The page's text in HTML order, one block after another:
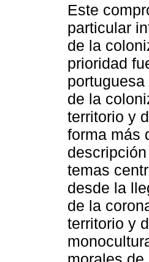
Este
particular
de la
prioridad
de la
territorio y
forma más
temas
desde la
de la
territorio y